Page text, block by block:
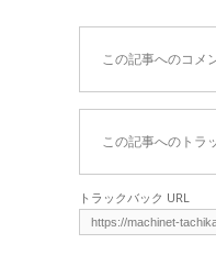
この記事へのコメ
この記事へのトラ
トラックバック URL